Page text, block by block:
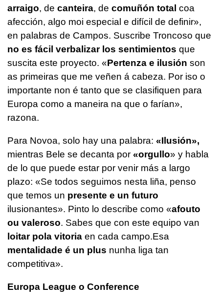
arraigo, de canteira, de comuñón total coa
afección, algo moi especial e difícil de definir»,
en palabras de Campos. Suscribe Troncoso que
no es fácil verbalizar los sentimientos que
suscita este proyecto. «Pertenza e ilusión son
as primeiras que me veñen á cabeza. Por iso o
importante non é tanto que se clasifiquen para
Europa como a maneira na que o farían»,
razona.
Para Novoa, solo hay una palabra: «Ilusión»,
mientras Bele se decanta por «orgullo» y habla
de lo que puede estar por venir más a largo
plazo: «Se todos seguimos nesta liña, penso
que temos un presente e un futuro
ilusionantes». Pinto lo describe como «afouto
ou valeroso. Sabes que con este equipo van
loitar pola vitoria en cada campo.Esa
mentalidade é un plus nunha liga tan
competitiva».
Europa League o Conference